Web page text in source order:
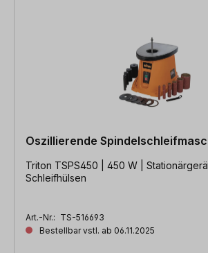
Oszillierende
Triton TSPS450 | 450 W |
Schleifhülsen
Art.-Nr.: TS-516693
Bestellbar vstl. ab 06.11.2025